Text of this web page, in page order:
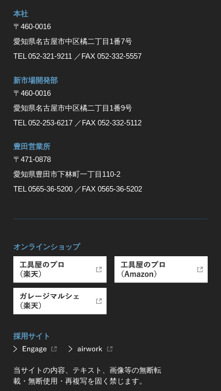
本社
〒460-0016
愛知県名古屋市中区橘⼆丁⽬1番7号
TEL 052-321-9211 ／FAX 052-332-5557
新市場開発部
〒460-0016
愛知県名古屋市中区橘二丁目1番9号
TEL 052-253-6217 ／FAX 052-332-5112
豊⽥営業所
〒471-0878
愛知県豊⽥市下林町⼀丁⽬110-2
TEL 0565-36-5200 ／FAX 0565-36-5202
オンラインショップ
採用サイト
当サイトの内容、テキスト、画像等の無断転
載・無断使用・再複写を固く禁じます。